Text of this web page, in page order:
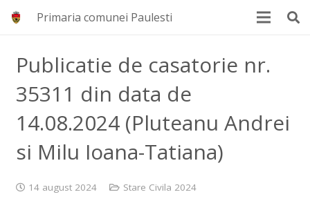
Primaria comunei Paulesti
Publicatie de casatorie nr.
35311 din data de
14.08.2024 (Pluteanu Andrei
si Milu Ioana-Tatiana)
14 august 2024 Stare Civila 2024